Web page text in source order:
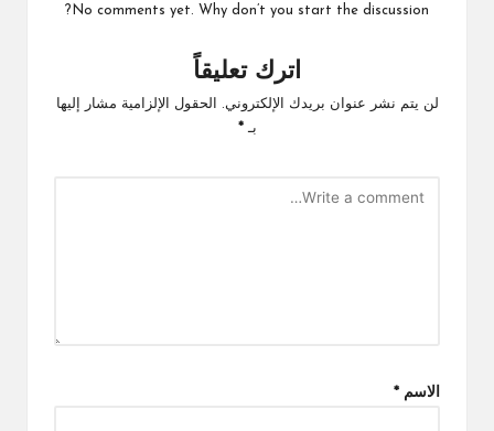
No comments yet. Why don’t you start the discussion?
اترك تعليقاً
لن يتم نشر عنوان بريدك الإلكتروني.
الحقول الإلزامية مشار إليها
بـ*
الاسم *